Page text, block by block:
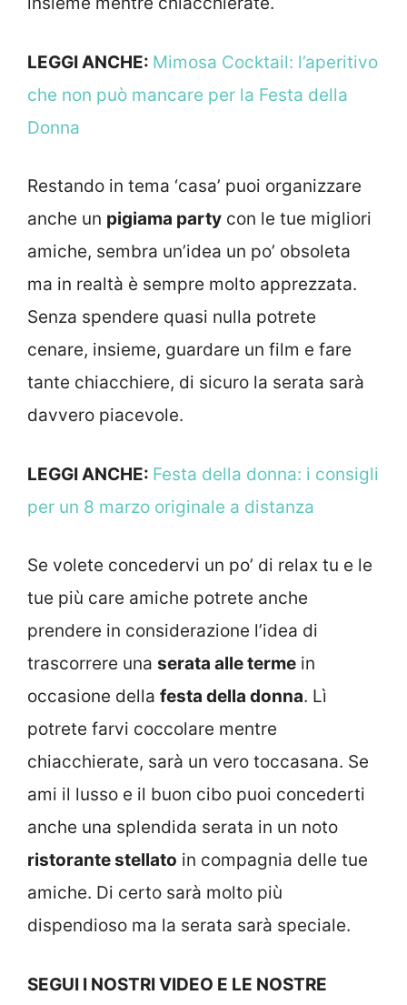
LEGGI ANCHE: Mimosa Cocktail: l’aperitivo
che non può mancare per la Festa della
Donna
Restando in tema ‘casa’ puoi organizzare
anche un pigiama party con le tue migliori
amiche, sembra un’idea un po’ obsoleta
ma in realtà è sempre molto apprezzata.
Senza spendere quasi nulla potrete
cenare, insieme, guardare un film e fare
tante chiacchiere, di sicuro la serata sarà
davvero piacevole.
LEGGI ANCHE: Festa della donna: i consigli
per un 8 marzo originale a distanza
Se volete concedervi un po’ di relax tu e le
tue più care amiche potrete anche
prendere in considerazione l’idea di
trascorrere una serata alle terme in
occasione della festa della donna. Lì
potrete farvi coccolare mentre
chiacchierate, sarà un vero toccasana. Se
ami il lusso e il buon cibo puoi concederti
anche una splendida serata in un noto
ristorante stellato in compagnia delle tue
amiche. Di certo sarà molto più
dispendioso ma la serata sarà speciale.
SEGUI I NOSTRI VIDEO E LE NOSTRE